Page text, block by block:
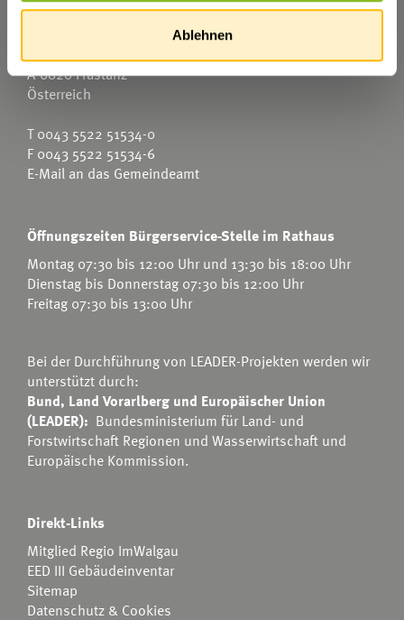
Ablehnen
Marktgemeinde Frastanz
A-6820 Frastanz
Österreich
T0043 5522 51534-0
F 0043 5522 51534-6
E-Mail an das Gemeindeamt
Öffnungszeiten Bürgerservice-Stelle im Rathaus
Montag 07:30 bis 12:00 Uhr und 13:30 bis 18:00 Uhr
Dienstag bis Donnerstag 07:30 bis 12:00 Uhr
Freitag 07:30 bis 13:00 Uhr
Bei der Durchführung von LEADER-Projekten werden wir
unterstützt durch:
Bund, Land Vorarlberg und Europäischer Union
(LEADER): Bundesministerium für Land- und
Forstwirtschaft Regionen und Wasserwirtschaft und
Europäische Kommission.
Direkt-Links
Mitglied Regio ImWalgau
EED III Gebäudeinventar
Sitemap
Datenschutz & Cookies